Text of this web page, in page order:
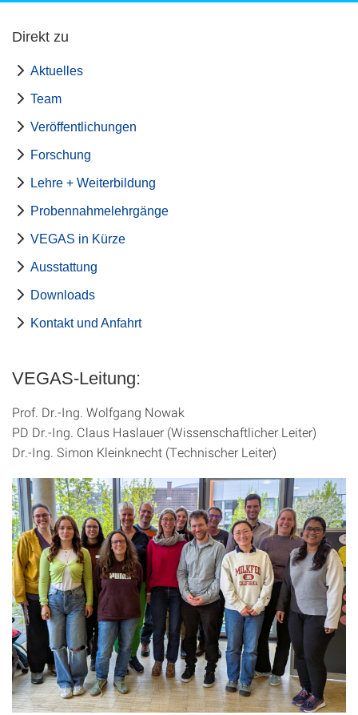
Direkt zu
Aktuelles
Team
Veröffentlichungen
Forschung
Lehre + Weiterbildung
Probennahmelehrgänge
VEGAS in Kürze
Ausstattung
Downloads
Kontakt und Anfahrt
VEGAS-Leitung:
Prof. Dr.-Ing. Wolfgang Nowak
PD Dr.-Ing. Claus Haslauer (Wissenschaftlicher Leiter)
Dr.-Ing. Simon Kleinknecht (Technischer Leiter)